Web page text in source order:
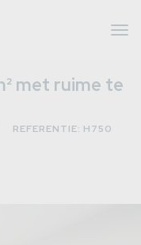
met ruime te
REFERENTIE: H750